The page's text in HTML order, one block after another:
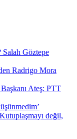
Salah Göztepe
Radrigo Mora
Ateş: PTT
değil,